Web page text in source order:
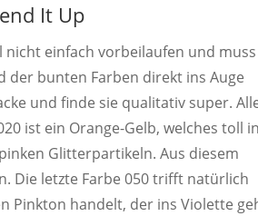
It Up
nicht einfach vorbeilaufen und muss
der bunten Farben direkt ins Auge
und finde sie qualitativ super.
ist ein Orange-Gelb, welches toll in
Glitterpartikeln. Aus diesem
Die letzte Farbe 050 trifft natürlich
Pinkton handelt, der ins Violette